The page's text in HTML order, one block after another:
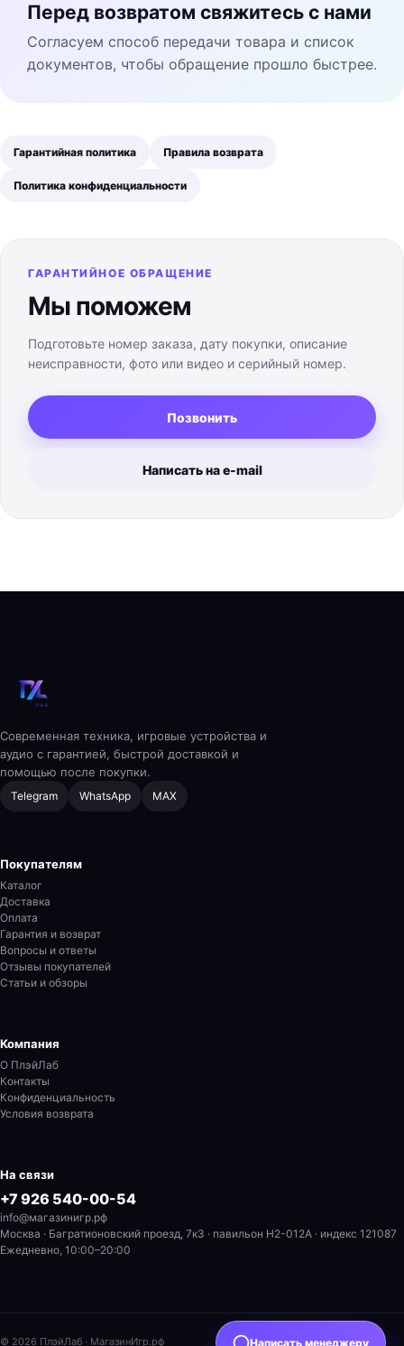
Перед возвратом свяжитесь с нами
Согласуем способ передачи товара и список
документов, чтобы обращение прошло быстрее.
Гарантийная политика Правила возврата
Политика конфиденциальности
ГАРАНТИЙНОЕ ОБРАЩЕНИЕ
Мы поможем
Подготовьте номер заказа, дату покупки, описание
неисправности, фото или видео и серийный номер.
Позвонить
Написать на e-mail
Современная техника, игровые устройства и
аудио с гарантией, быстрой доставкой и
помощью после покупки.
Telegram WhatsApp MAX
Покупателям
Каталог
Доставка
Оплата
Гарантия и возврат
Вопросы и ответы
Отзывы покупателей
Статьи и обзоры
Компания
О ПлэйЛаб
Контакты
Конфиденциальность
Условия возврата
На связи
+7 926 540-00-54
info@магазинигр.рф
Москва · Багратионовский проезд, 7к3 · павильон H2-012A · индекс 121087
Ежедневно, 10:00–20:00
© 2026 ПлэйЛаб · МагазинИгр.рф Написать менеджеру